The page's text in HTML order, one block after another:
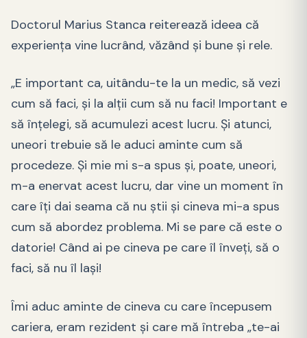
Doctorul Marius Stanca reiterează ideea că
experiența vine lucrând, văzând și bune și rele.
„E important ca, uitându-te la un medic, să vezi
cum să faci, și la alții cum să nu faci! Important e
să înțelegi, să acumulezi acest lucru. Și atunci,
uneori trebuie să le aduci aminte cum să
procedeze. Și mie mi s-a spus și, poate, uneori,
m-a enervat acest lucru, dar vine un moment în
care îți dai seama că nu știi și cineva mi-a spus
cum să abordez problema. Mi se pare că este o
datorie! Când ai pe cineva pe care îl înveți, să o
faci, să nu îl lași!
Îmi aduc aminte de cineva cu care începusem
cariera, eram rezident și care mă întreba „te-ai